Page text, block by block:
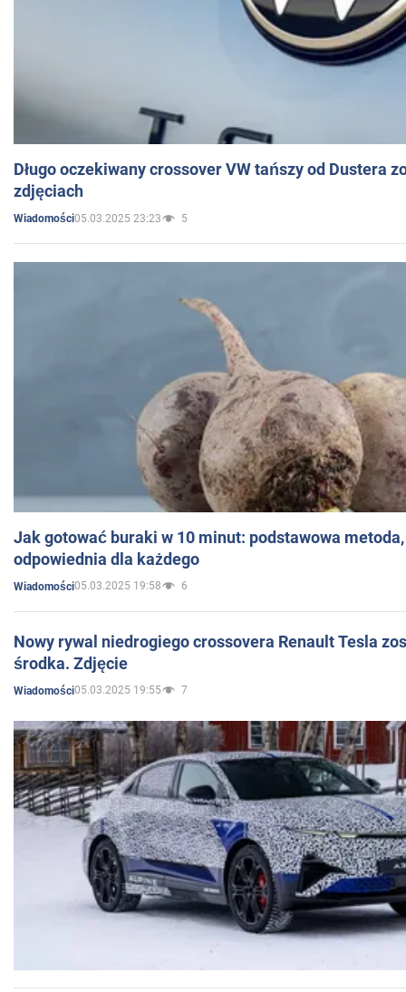
Długo oczekiwany crossover VW tańszy od Dustera
zdjęciach
Wiadomości05.03.2025 23:23 5
Jak gotować buraki w 10 minut: podstawowa
odpowiednia dla każdego
Wiadomości05.03.2025 19:58 6
Nowy rywal niedrogiego crossovera Renault Tesla
środka. Zdjęcie
Wiadomości05.03.2025 19:55 7